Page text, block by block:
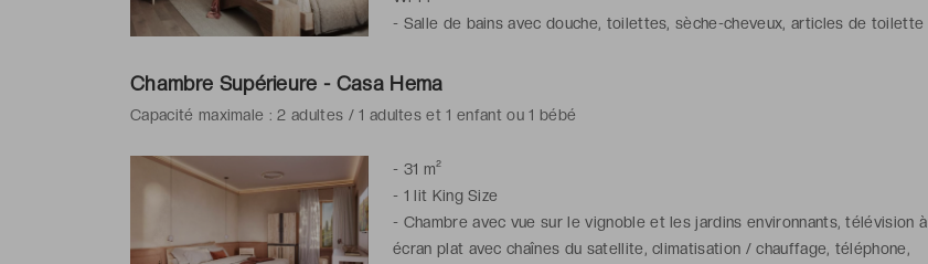
- Salle de bains avec douche, toilettes, sèche-cheveux, articles de toilette
Chambre Supérieure - Casa Hema
Capacité maximale : 2 adultes / 1 adultes et 1 enfant ou 1 bébé
- 31 m²
- 1 lit King Size
- Chambre avec vue sur le vignoble et les jardins environnants, télévision à
écran plat avec chaînes du satellite, climatisation / chauffage, téléphone,